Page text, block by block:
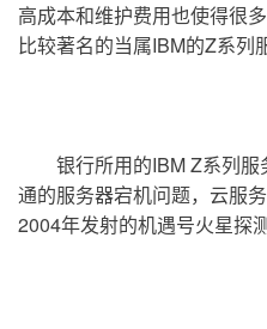
高成本和维护费用也使得很
比较著名的当属IBM的Z系列
通的服务器宕机问题，云服
2004年发射的机遇号火星探